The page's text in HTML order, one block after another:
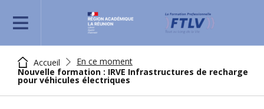
REJOIGNEZ-NOUS
Accueil
En ce moment
Nouvelle formation : IRVE Infrastructures de recharge
pour véhicules électriques